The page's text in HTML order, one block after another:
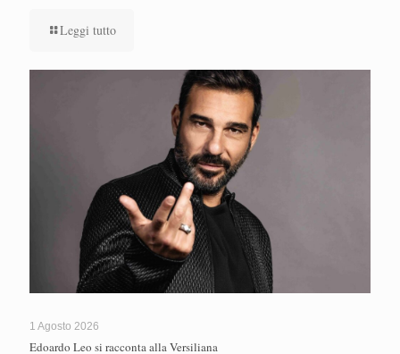
Leggi tutto
1 Agosto 2026
Edoardo Leo si racconta alla Versiliana